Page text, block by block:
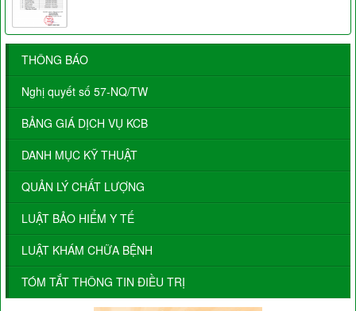
THÔNG BÁO
Nghị quyết số 57-NQ/TW
BẢNG GIÁ DỊCH VỤ KCB
DANH MỤC KỸ THUẬT
QUẢN LÝ CHẤT LƯỢNG
LUẬT BẢO HIỂM Y TẾ
LUẬT KHÁM CHỮA BỆNH
TÓM TẮT THÔNG TIN ĐIỀU TRỊ